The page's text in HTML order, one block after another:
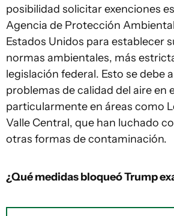
posibilidad solicitar exenciones
Agencia de Protección
Estados Unidos para establecer
normas ambientales, más
legislación federal. Esto se debe
problemas de calidad del aire en
particularmente en áreas como
Valle Central, que han luchado
otras formas de contaminación.
¿Qué medidas bloqueó Trump